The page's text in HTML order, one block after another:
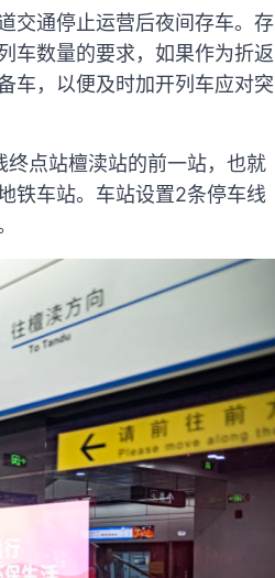
交通停止运营后夜间存车。存
车数量的要求，如果作为折返
车，以便及时加开列车应对突
点站檀渎站的前一站，也就
铁车站。车站设置2条停车线